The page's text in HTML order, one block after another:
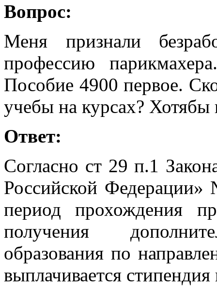
Вопрос:
Меня признали
профессию
Пособие 4900 первое.
учебы на курсах?
Ответ:
Согласно ст 29 п.1
Российской
период прохождения
получения
образования по
выплачивается